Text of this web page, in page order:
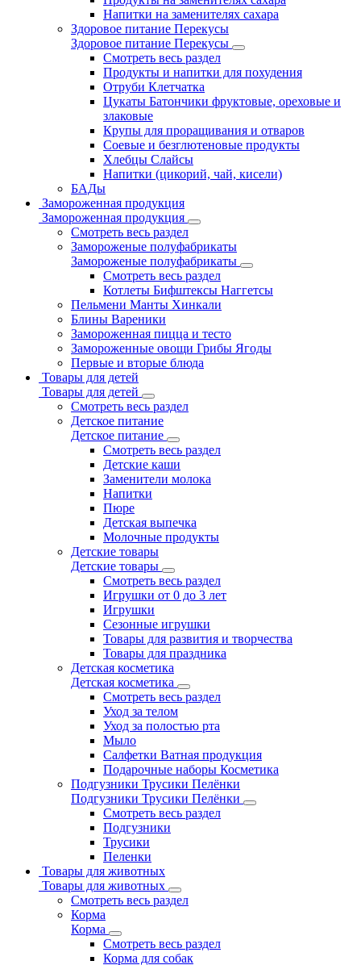
Напитки на заменителях сахара
Здоровое питание Перекусы
Здоровое питание Перекусы
Смотреть весь раздел
Продукты и напитки для похудения
Отруби Клетчатка
Цукаты Батончики фруктовые, ореховые и
злаковые
Крупы для проращивания и отваров
Соевые и безглютеновые продукты
Хлебцы Слайсы
Напитки (цикорий, чай, кисели)
БАДы
Замороженная продукция
Замороженная продукция
Смотреть весь раздел
Замороженые полуфабрикаты
Замороженые полуфабрикаты
Смотреть весь раздел
Котлеты Бифштексы Наггетсы
Пельмени Манты Хинкали
Блины Вареники
Замороженная пицца и тесто
Замороженные овощи Грибы Ягоды
Первые и вторые блюда
Товары для детей
Товары для детей
Смотреть весь раздел
Детское питание
Детское питание
Смотреть весь раздел
Детские каши
Заменители молока
Напитки
Пюре
Детская выпечка
Молочные продукты
Детские товары
Детские товары
Смотреть весь раздел
Игрушки от 0 до 3 лет
Игрушки
Сезонные игрушки
Товары для развития и творчества
Товары для праздника
Детская косметика
Детская косметика
Смотреть весь раздел
Уход за телом
Уход за полостью рта
Мыло
Салфетки Ватная продукция
Подарочные наборы Косметика
Подгузники Трусики Пелёнки
Подгузники Трусики Пелёнки
Смотреть весь раздел
Подгузники
Трусики
Пеленки
Товары для животных
Товары для животных
Смотреть весь раздел
Корма
Корма
Смотреть весь раздел
Корма для собак